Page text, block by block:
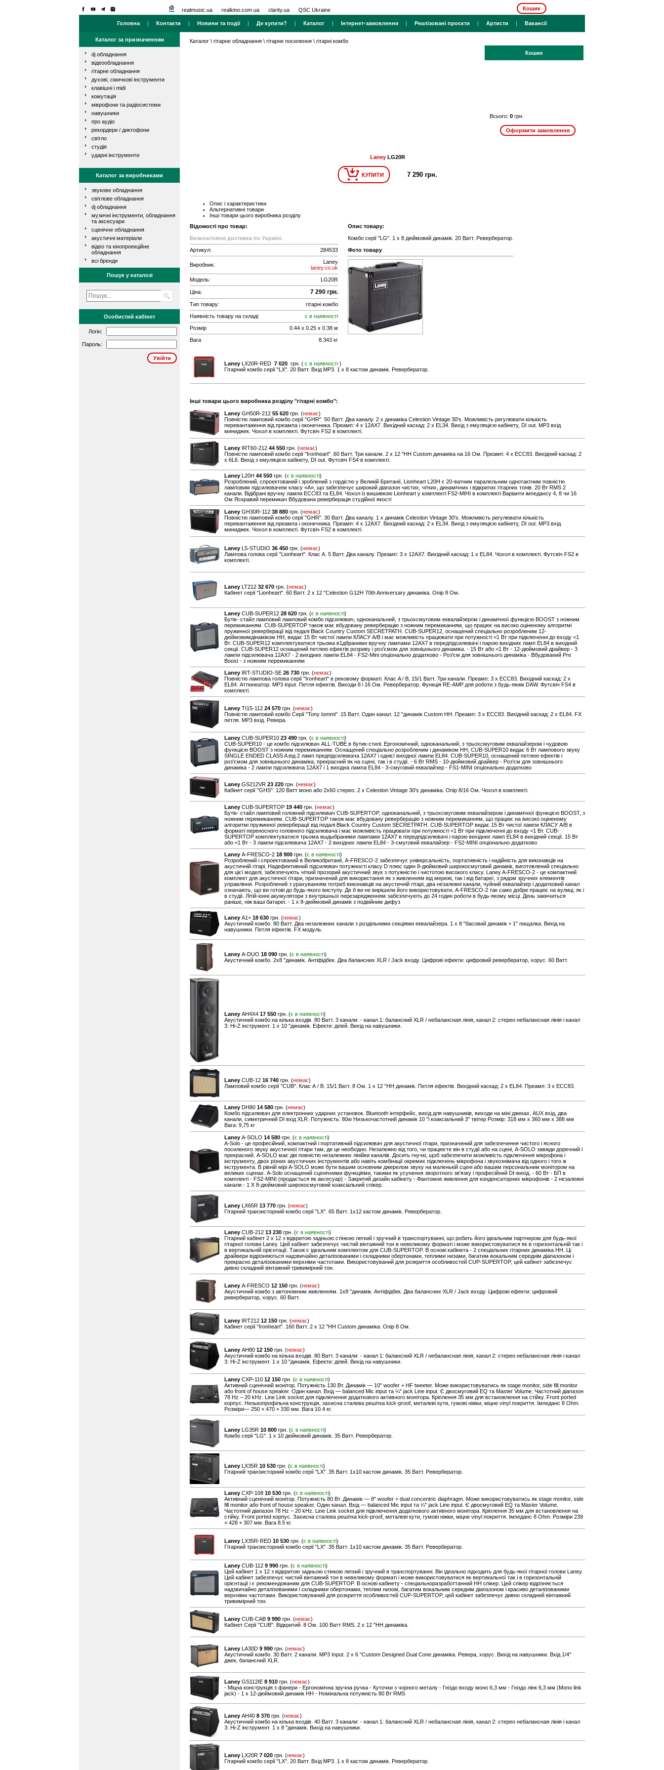
realmusic.ua realkino.com.ua clarity.ua QSC Ukraine Кошик
Головна | Контакти | Новини та події| Де купити? | Каталог | Інтернет-замовлення | Реалізовані проєкти | Артисти | Вакансії
Каталог за призначенням
dj обладнання
відеообладнання
гітарне обладнання
духові, смичкові інструменти
клавішні і midi
комутація
мікрофони та радіосистеми
навушники
про аудіо
рекордери / диктофони
світло
студія
ударні інструменти
Каталог за виробниками
звукове обладнання
світлове обладнання
dj обладнання
музичні інструменти, обладнання
та аксесуари
сценічне обладнання
акустичні матеріали
відео та кінопроекційне
обладнання
всі бренди
Пошук у каталозі
Особистий кабінет
Логін:
Пароль:
Каталог \ гітарне обладнання \ гітарне посилення \ гітарні комбо
Кошик
Всього: 0 грн.
LaneyLG20R
КУПИТИ 7 290 грн.
Опис і характеристики
Альтернативні товари
Інші товари цього виробника розділу
Відомості про товар:
Безкоштовна доставка по Україні.
Артикул:
284533
Виробник:
Laney
laney.co.uk
Модель:
LG20R
Ціна: 7 290 грн.
Тип товару:
гітарні комбо
Наявність товару на складі:
є в наявності
Розмір
0.44 x 0.25 x 0.38 м
Вага
8.343 кг
Опис товару:
Комбо серії "LG". 1 x 8 дюймовий динамік. 20 Ватт. Ревербератор.
Фото товару
Laney LX20R-RED 7 020 грн. ( є в наявності )
Гітарний комбо серії "LХ". 20 Ватт. Вхід МР3. 1 х 8 кастом динамік. Ревербератор.
Інші товари цього виробника розділу "гітарні комбо":
Laney GH50R-212 55 620 грн. (немає)
Повністю ламповий комбо серії "GHR". 50 Ватт. Два каналу. 2 x динаміка Celestion Vintage 30's. Можливість регулювати кількість
перевантаження від преампа і оконечника. Преамп: 4 x 12AX7. Вихідний каскад: 2 x EL34. Вихід з емуляцією кабінету, DI out. МР3 вхід
миниджек. Чохол в комплекті. Футсвіч FS2 в комплекті.
Laney IRT60-212 44 550 грн. (немає)
Повністю ламповий комбо серії "Ironheart" .60 Ватт. Три канали. 2 x 12 "HH Custom динаміка на 16 Ом. Преамп: 4 x ECC83. Вихідний каскад: 2
x 6L6. Вихід з емуляцією кабінету, DI out. Футсвіч FS4 в комплекті.
Laney L20H 44 550 грн. (є в наявності)
Розроблений, спроектований і зроблений з гордістю у Великій Британії, Lionheart L20H є 20-ватним паралельним однотактним повністю
ламповим підсилювачем класу «А», що забезпечує широкий діапазон чистих, чітких, динамічних і відкритих гітарних тонів. 20 Вт RMS 2
канали. Відібрані вручну лампи ECC83 та EL84. Чохол із вишивкою Lionheart у комплекті FS2-МІНІ в комплекті Варіанти імпедансу 4, 8 чи 16
Ом Яскравий перемикач Вбудована реверберація студійної якості
Laney GH30R-112 38 880 грн. (немає)
Повністю ламповий комбо серії "GHR". 30 Ватт. Два каналу. 1 x динамік Celestion Vintage 30's. Можливість регулювати кількість
перевантаження від преампа і оконечника. Преамп: 4 x 12AX7. Вихідний каскад: 2 x EL34. Вихід з емуляцією кабінету, DI out. МР3 вхід
миниджек. Чохол в комплекті. Футсвіч FS2 в комплекті.
Laney L5-STUDIO 36 450 грн. (немає)
Лампова голова серії "Lionheart". Клас А. 5 Ватт. Два каналу. Преамп: 3 x 12AX7. Вихідний каскад: 1 x EL84. Чохол в комплекті. Футсвіч FS2 в
комплекті.
Laney LT212 32 670 грн. (немає)
Кабінет серії "Lionheart". 60 Ватт. 2 x 12 "Celestion G12H 70th Anniversary динаміка. Опір 8 Ом.
Laney CUB-SUPER12 28 620 грн. (є в наявності)
Бутік- стайл ламповий ламповий комбо підсилювач, одноканальний, з трьохсмуговим еквалайзером і динамічної функцією BOOST з ножним
перемиканням. CUB-SUPERTOP також має вбудовану реверберацію з ножним перемиканням, що працює на високо оціненому алгоритмі
пружинної реверберації від педалі Black Country Custom SECRETPATH. CUB-SUPER12, оснащений спеціально розробленим 12-
дюймовимдінаміком HH, видає 15 Вт чистої лампи КЛАСУ A/B і має можливість працювати при потужності <1 Вт при підключенні до входу <1
Вт. CUB-SUPER12 комплектуватися трьома в1дбраними вручну лампами 12AX7 в передпідсилювачі і парою вихідних ламп EL84 в вихідний
секції. CUB-SUPER12 оснащений петлею ефектів розриву і роз'ємом для зовнішнього динаміка. - 15 Вт або <1 Вт - 12-дюймовий драйвер - 3
лампи підсилювача 12AX7 - 2 вихідних лампи EL84 - FS2-Mini опціонально додатково - Роз'єм для зовнішнього динаміка - Вбудований Pre
Boost - з ножним перемиканням
Laney IRT-STUDIO-SE 26 730 грн. (немає)
Повністю лампова голова серії "Ironheart" в рековому форматі. Клас A / B, 15/1 Ватт. Три канали. Преамп: 3 x ECC83. Вихідний каскад: 2 x
EL84. Аттюнеатор. MP3 input. Петля ефектів. Виходи 8 і 16 Ом. Ревербератор. Функція RE-AMP для роботи з будь-яким DAW. Футсвіч FS4 в
комплекті.
Laney TI15-112 24 570 грн. (немає)
Повністю ламповий комбо Серії "Tony Iommi" .15 Ватт. Один канал. 12 "динамік Custom HH. Преамп: 3 x ECC83. Вихідний каскад: 2 x EL84. FX
петля. MP3 вхід. Ревера.
Laney CUB-SUPER10 23 490 грн. (є в наявності)
CUB-SUPER10 - це комбо підсилювач ALL-TUBE в бутик-стилі. Ергономічний, одноканальний, з трьохсмуговим еквалайзером і чудовою
функцією BOOST з ножним перемиканням. Оснащений спеціально розробленим і динаміком HH, CUB-SUPER10 видає 6 Вт лампового звуку
SINGLE ENDED CLASS A від 2 ламп предпідсилювача 12AX7 і однієї вихідної лампи EL84. CUB-SUPER10, оснащений петлею ефектів і
роз'ємом для зовнішнього динаміка, прекрасний як на сцені, так і в студії. - 6 Вт RMS - 10-дюймовий драйвер - Роз'єм для зовнішнього
динаміка - 2 лампи підсилювача 12AX7 і 1 вихідна лампа EL84 - 3-смуговий еквалайзер - FS1-MINI опціонально додатково
Laney GS212VR 23 220 грн. (немає)
Кабінет серії "GHS". 120 Ватт моно або 2х60 стерео. 2 x Celestion Vintage 30's динаміка. Опір 8/16 Ом. Чохол в комплекті.
Laney CUB-SUPERTOP 19 440 грн. (немає)
Бутік- стайл ламповий головний підсилювач CUB-SUPERTOP, одноканальний, з трьохсмуговим еквалайзером і динамічної функцією BOOST, з
ножним перемиканням. CUB-SUPERTOP також має вбудовану реверберацію з ножним перемиканням, що працює на високо оціненому
алгоритмі пружинної реверберації від педалі Black Country Custom SECRETPATH. CUB-SUPERTOP видає 15 Вт чистої лампи КЛАСУ A/B в
форматі переносного головного підсилювача і має можливість працювати при потужності <1 Вт при підключенні до входу <1 Вт. CUB-
SUPERTOP комплектуватися трьома выдыбраними лампами 12AX7 в передпідсилювачі і парою вихідних ламп EL84 в вихідний секції. 15 Вт
або <1 Вт - 3 лампи підсилювача 12AX7 - 2 вихідних лампи EL84 - 3-смуговий еквалайзер - FS2-MINI опціонально додатково
Laney A-FRESCO-2 18 900 грн. (є в наявності)
Розроблений і спроектований в Великобританії, A-FRESCO-2 забезпечує універсальність, портативність і надійність для виконавців на
акустичній гітарі. Надефективний підсилювач потужності класу D плюс один 8-дюймовий широкосмуговий динамік, виготовлений спеціально
для цієї моделі, забезпечують чіткий прозорий акустичний звук з потужністю і чистотою високого класу. Laney A-FRESCO-2 - це компактний
комплект для акустичної гітари, призначений для використання як з живленням від мережі, так і від батареї, з рядом зручних елементів
управління. Розроблений з урахуванням потреб виконавців на акустичній гітарі, два незалежні канали, чуйний еквалайзер і додатковий канал
означають, що ви готові до будь-якого виступу. Де б ви не вирішили його використовувати, A-FRESCO-2 так само добре працює на вулиці, як і
в студії. Літій-іонні акумулятори з внутрішньої перезарядженням забезпечують до 24 годин роботи в будь-якому місці. День закінчиться
раніше, ніж ваші батареї. - 1 x 8-дюймовий динамік з подвійним дифуз
Laney A1+ 18 630 грн. (немає)
Акустичний комбо. 80 Ватт. Два незалежних канали з роздільними секціями еквалайзера. 1 x 8 "басовий динамік + 1" пищалка. Вихід на
навушники. Петля ефектів. FX модуль.
Laney A-DUO 18 090 грн. (є в наявності)
Акустичний комбо. 2х8 "динамік. Антіфідбек. Два балансних XLR / Jack входу. Цифрові ефекти: цифровий ревербератор, хорус. 60 Ватт.
Laney AH4X4 17 550 грн. (є в наявності)
Акустичний комбо на кілька входів. 80 Ватт. 3 канали: - канал 1: балансний XLR / небалансная лінія, канал 2: стерео небалансная лінія і канал
3: Hi-Z інструмент. 1 x 10 "динамік. Ефекти: ділей. Вихід на навушники.
Laney CUB-12 16 740 грн. (немає)
Ламповий комбо серії "CUB". Клас А / В. 15/1 Ватт. 8 Ом. 1 x 12 "HH динамік. Петля ефектів. Вихідний каскад: 2 x EL84. Преамп: 3 x ECC83.
Laney DH80 14 580 грн. (немає)
Комбо підсилювач для електронних ударних установок. Bluetooth інтерфейс, вихід для навушників, виходи на міні джеках, AUX вхід, два
канали, симетричний DI вхід XLR. Потужність: 80w Низькочастотний динамік 10 "і коаксіальний 3" твітер Розмір: 318 мм x 360 мм x 388 мм
Вага: 9,75 кг
Laney A-SOLO 14 580 грн. (є в наявності)
A-Solo - це професійний, компактний і портативний підсилювач для акустичної гітари, призначений для забезпечення чистого і ясного
посиленого звуку акустичної гітари там, де це необхідно. Незалежно від того, чи працюєте він в студії або на сцені, A-SOLO завжди доречний і
прекрасний. A-SOLO має дві повністю незалежних лінійки каналів. Досить гнучкі, щоб забезпечити можливість підключення мікрофона і
інструменту, двох різних акустичних інструментів або навіть комбінації окремих підключень мікрофона і звукознімача від одного і того ж
інструмента. В рівній мірі A-SOLO може бути вашим основним джерелом звуку на маленькій сцені або вашим персональним монітором на
великих сценах. A-Solo оснащений сценічними функціями, такими як усунення зворотного зв'язку і професійний DI-вихід. - 60 Вт - БП в
комплекті - FS2-MINI (продається як аксесуар) - Закритий дизайн кабінету - Фантомне живлення для конденсаторних мікрофонів - 2 незалежні
канали - 1 X 8-дюймовий широкосмуговий коаксіальний спікер.
Laney LX65R 13 770 грн. (немає)
Гітарний транзисторний комбо серії "LХ". 65 Ватт. 1х12 кастом динамік. Ревербератор.
Laney CUB-212 13 230 грн. (є в наявності)
Гітарний кабінет 2 x 12 з відкритою задньою стінкою легкий і зручний в транспортуванні, що робить його ідеальним партнером для будь-якої
гітарної голови Laney. Цей кабінет забезпечує чистий вінтажний тон в невеликому форматі і може використовуватися як в горизонтальній так і
в вертикальній орієнтації. Також є ідеальним комплектом для CUB-SUPERTOP. В основі кабінета - 2 спеціальних гітарних динаміка HH. Ці
драйвери відрізняються надзвичайно деталізованими і складними обертонами, теплими низами, багатим вокальним середнім діапазоном і
прекрасно деталізованими верхніми частотами. Використовуваний для розкриття особливостей CUP-SUPERTOP, цей кабінет забезпечує
дивно складний вінтажний тривимірний тон.
Laney A-FRESCO 12 150 грн. (немає)
Акустичний комбо з автономним живленням. 1х8 "динамік. Антіфідбек. Два балансних XLR / Jack входу. Цифрові ефекти: цифровий
ревербератор, хорус. 60 Ватт.
Laney IRT212 12 150 грн. (немає)
Кабінет серії "Ironheart". 160 Ватт. 2 x 12 "HH Custom динаміка. Опір 8 Ом.
Laney AH80 12 150 грн. (немає)
Акустичний комбо на кілька входів. 80 Ватт. 3 канали: - канал 1: балансний XLR / небалансная лінія, канал 2: стерео небалансная лінія і канал
3: Hi-Z інструмент. 1 x 10 "динамік. Ефекти: ділей. Вихід на навушники.
Laney CXP-110 12 150 грн. (є в наявності)
Активний сценічний монітор. Потужність 130 Вт. Динамік — 10" woofer + HF tweeter. Може використовуватись як stage monitor, side fill monitor
або front of house speaker. Один канал. Вхід — balanced Mic input та ¼" jack Line input. Є двосмуговий EQ та Master Volume. Частотний діапазон
78 Hz – 20 kHz. Line Link socket для підключення додаткового активного монітора. Кріплення 35 мм для встановлення на стійку. Front ported
корпус. Низькопрофільна конструкція, захисна сталева решітка kick-proof, металеві кути, гумові ніжки, міцне vinyl покриття. Імпеданс 8 Ohm.
Розміри— 250 × 470 × 330 мм. Вага 10.4 кг.
Laney LG35R 10 800 грн. (є в наявності)
Комбо серії "LG". 1 x 10 дюймовий динамік. 35 Ватт. Ревербератор.
Laney LX35R 10 530 грн. (є в наявності)
Гітарний транзисторний комбо серії "LХ" .35 Ватт. 1х10 кастом динамік. 35 Ватт. Ревербератор.
Laney CXP-108 10 530 грн. (є в наявності)
Активний сценічний монітор. Потужність 80 Вт. Динамік — 8" woofer + dual concentric diaphragm. Може використовуватись як stage monitor, side
fill monitor або front of house speaker. Один канал. Вхід — balanced Mic input та ¼" jack Line input. Є двосмуговий EQ та Master Volume.
Частотний діапазон 78 Hz – 20 kHz. Line Link socket для підключення додаткового активного монітора. Кріплення 35 мм для встановлення на
стійку. Front ported корпус. Захисна сталева решітка kick-proof, металеві кути, гумові ніжки, міцне vinyl покриття. Імпеданс 8 Ohm. Розміри 239
× 428 × 307 мм. Вага 8.5 кг.
Laney LX35R-RED 10 530 грн. (є в наявності)
Гітарний транзисторний комбо серії "LХ" .35 Ватт. 1х10 кастом динамік. 35 Ватт. Ревербератор.
Laney CUB-112 9 990 грн. (є в наявності)
Цей кабінет 1 x 12 з відкритою задньою стінкою легкий і зручний в транспортуванні. Він ідеально підходить для будь-якої гітарної голови Laney.
Цей кабінет забезпечує чистий вінтажний тон в невеликому форматі і може використовуватися як вертикальної так і в горизонтальній
орієнтації і є рекомендованим для CUB-SUPERTOP. В основі кабінету - спеціальноразработтанний HH спікер. Цей спікер відрізняється
надзвичайно деталізованими і складними обертонами, теплим низом, багатим вокальним середнім діапазоном і красиво деталізованими
верхніми частотами. Використовуваний для розкриття особливостей CUP-SUPERTOP, цей кабінет забезпечує дивно складний вінтажний
тривимірний тон.
Laney CUB-CAB 9 990 грн. (немає)
Кабінет Серії "CUB". Відкритий. 8 Ом. 100 Ватт RMS. 2 х 12 "HH динаміка.
Laney LA30D 9 990 грн. (немає)
Акустичний комбо. 30 Ватт. 2 канали. MP3 Input. 2 х 6 "Custom Designed Dual Cone динаміка. Ревера, хорус. Вихід на навушники. Вхід 1/4"
джек, балансний XLR.
Laney GS112IE 8 910 грн. (немає)
- Міцна конструкція з фанери - Ергономічна зручна ручка - Куточки з чорного металу - Гніздо входу моно 6,3 мм - Гніздо лінк 6,3 мм (Mono link
jack) - 1 x 12-дюймовий динамік HH - Номінальна потужність 80 Вт RMS
Laney AH40 8 370 грн. (немає)
Акустичний комбо на кілька входів. 40 Ватт. 3 канали: - канал 1: балансний XLR / небалансная лінія, канал 2: стерео небалансная лінія і канал
3: Hi-Z інструмент. 1 x 8 "динамік. Вихід на навушники.
Laney LX20R 7 020 грн. (немає)
Гітарний комбо серії "LХ". 20 Ватт. Вхід МР3. 1 х 8 кастом динамік. Ревербератор.